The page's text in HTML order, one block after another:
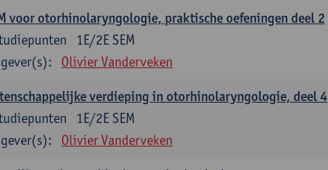
voor otorhinolaryngologie, praktische oefeningen deel 2
1E/2E SEM
Olivier Vanderveken
verdieping in otorhinolaryngologie, deel 4
1E/2E SEM
Olivier Vanderveken